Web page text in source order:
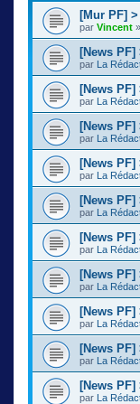
[Mur PF]
par Vincent »
[News
par La
[News
par La
[News
par La
[News
par La
[News
par La
[News
par La
[News
par La
[News
par La
[News
par La
[News
par La